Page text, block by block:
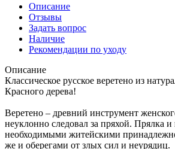
Описание
Отзывы
Задать вопрос
Наличие
Рекомендации по уходу
Описание
Классическое русское веретено из
Красного дерева!
Веретено – древний инструмент
неуклонно следовал за пряхой. Прялка
необходимыми житейскими
же и оберегами от злых сил и неурядиц.